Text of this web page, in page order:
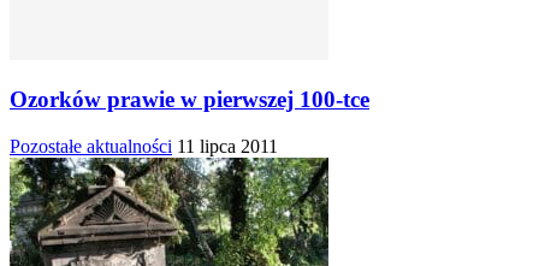
Ozorków prawie w pierwszej 100-tce
Pozostałe aktualności 11 lipca 2011